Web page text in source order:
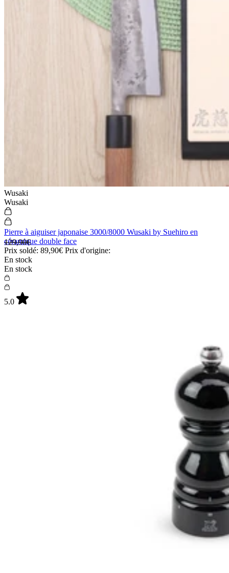
Wusaki
Wusaki
Pierre à aiguiser japonaise 3000/8000 Wusaki by Suehiro en
céramique double face
Prix soldé: 89,90€ Prix d'origine:
129,90€
En stock
En stock
5.0